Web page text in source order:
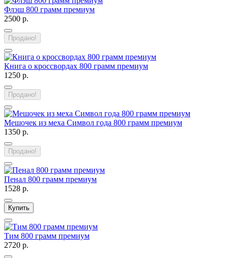
Флэш 800 грамм премиум
2500 р.
Продано!
Книга о кроссвордах 800 грамм премиум
1250 р.
Продано!
Мешочек из меха Символ года 800 грамм премиум
1350 р.
Продано!
Пенал 800 грамм премиум
1528 р.
Купить
Тим 800 грамм премиум
2720 р.